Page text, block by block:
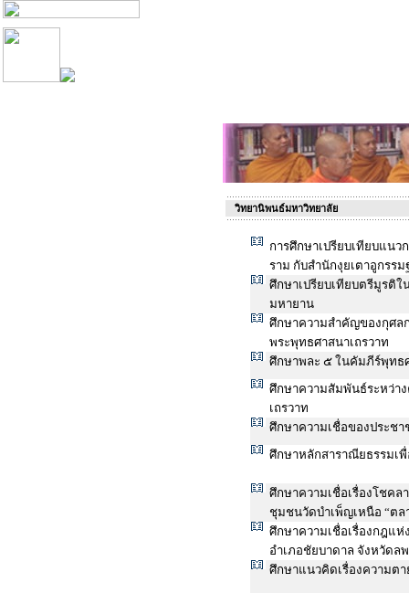
วิทยานิพนธ์มหาวิทยาลัย
การศึกษาเปรียบเทียบแน
ราม กับสำนักงุยเตาอูกรร
ศึกษาเปรียบเทียบตรีมูรติ
มหายาน
ศึกษาความสำคัญของกุศ
พระพุทธศาสนาเถรวาท
ศึกษาพละ ๕ ในคัมภีร์พุทธ
ศึกษาความสัมพันธ์ระหว่า
เถรวาท
ศึกษาความเชื่อของประช
ศึกษาหลักสาราณียธรรมเ
ศึกษาความเชื่อเรื่องโชค
ชุมชนวัดบำเพ็ญเหนือ “ตล
ศึกษาความเชื่อเรื่องกฎแ
อำเภอชัยบาดาล จังหวัดล
ศึกษาแนวคิดเรื่องความต